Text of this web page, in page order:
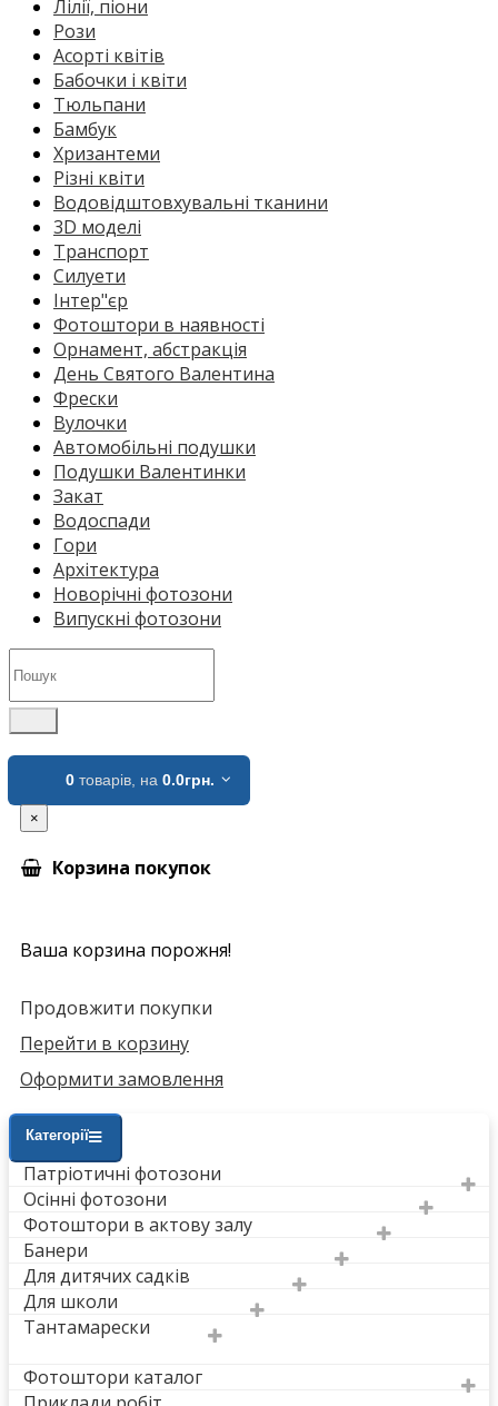
Лілії, піони
Рози
Асорті квітів
Бабочки і квіти
Тюльпани
Бамбук
Хризантеми
Різні квіти
Водовідштовхувальні тканини
3D моделі
Транспорт
Силуети
Інтер"єр
Фотоштори в наявності
Орнамент, абстракція
День Святого Валентина
Фрески
Вулочки
Автомобільні подушки
Подушки Валентинки
Закат
Водоспади
Гори
Архітектура
Новорічні фотозони
Випускні фотозони
0 товарів, на 0.0грн.
×
Корзина покупок
Ваша корзина порожня!
Продовжити покупки
Перейти в корзину
Оформити замовлення
Категорії
Патріотичні фотозони
Осінні фотозони
Фотоштори в актову залу
Банери
Для дитячих садків
Для школи
Тантамарески
Фотоштори каталог